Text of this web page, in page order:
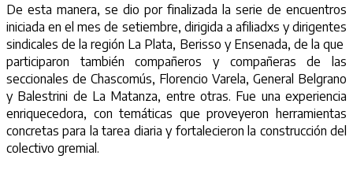
De esta manera, se dio por finalizada la serie de encuentros
iniciada en el mes de setiembre, dirigida a afiliadxs y dirigentes
sindicales de la región La Plata, Berisso y Ensenada, de la que
participaron también compañeros y compañeras de las
seccionales de Chascomús, Florencio Varela, General Belgrano
y Balestrini de La Matanza, entre otras. Fue una experiencia
enriquecedora, con temáticas que proveyeron herramientas
concretas para la tarea diaria y fortalecieron la construcción del
colectivo gremial.